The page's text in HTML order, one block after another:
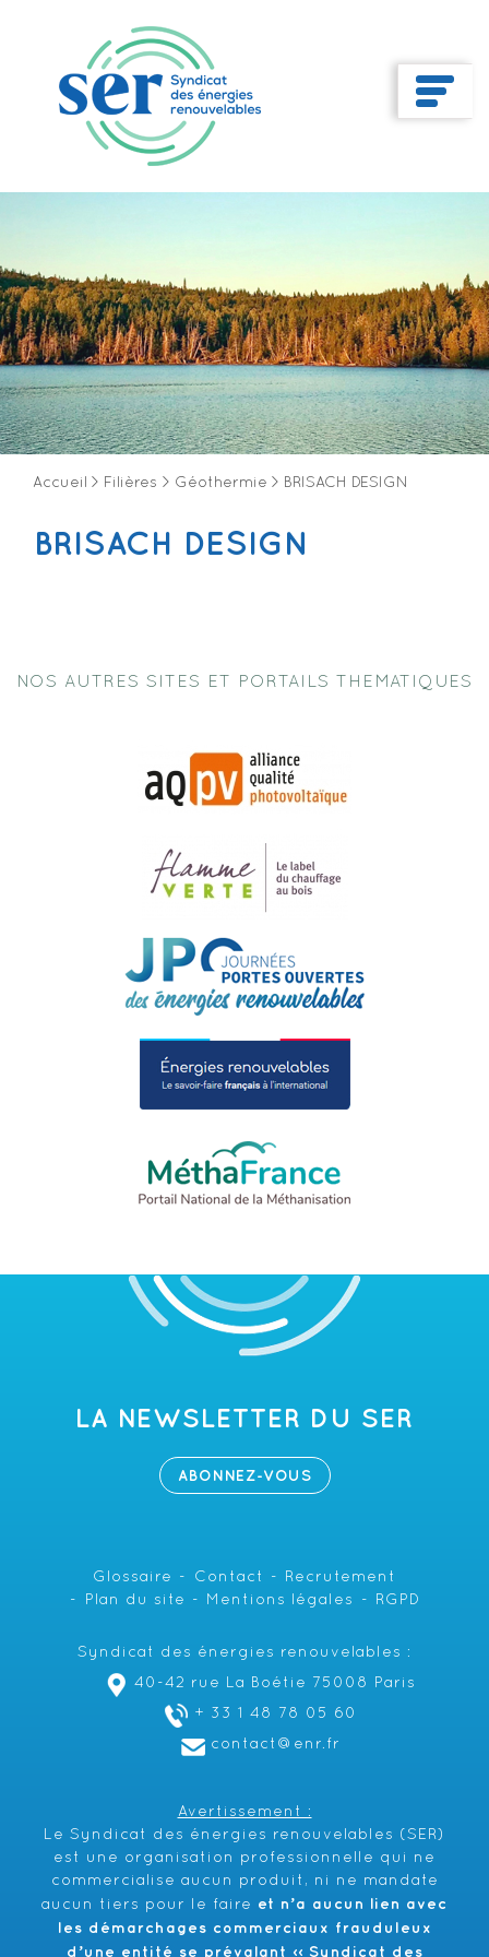
Accueil > Filières > Géothermie > BRISACH DESIGN
BRISACH DESIGN
NOS AUTRES SITES ET PORTAILS THEMATIQUES
LA NEWSLETTER DU SER
ABONNEZ-VOUS
Glossaire Contact
Recrutement
Plan du site
Mentions légales RGPD
Syndicat des énergies renouvelables :
40-42 rue La Boétie 75008 Paris
+ 33 1 48 78 05 60
contact@enr.fr
Avertissement :
Le Syndicat des énergies renouvelables (SER)
est une organisation professionnelle qui ne
commercialise aucun produit, ni ne mandate
aucun tiers pour le faire et n’a aucun lien avec
les démarchages commerciaux frauduleux
d’une entité se prévalant ‹‹ Syndicat des